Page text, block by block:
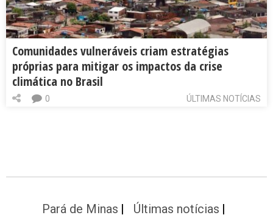
Comunidades vulneráveis criam estratégias
próprias para mitigar os impactos da crise
climática no Brasil
ÚLTIMAS NOTÍCIAS
0
Pará de Minas Últimas notícias